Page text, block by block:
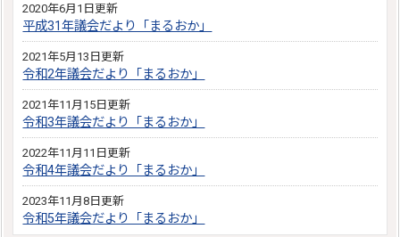
2020年6月1日更新
平成31年議会だより「まるおか」
2021年5月13日更新
令和2年議会だより「まるおか」
2021年11月15日更新
令和3年議会だより「まるおか」
2022年11月11日更新
令和4年議会だより「まるおか」
2023年11月8日更新
令和5年議会だより「まるおか」